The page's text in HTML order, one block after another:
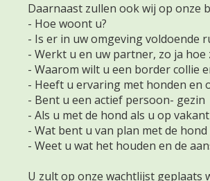
Daarnaast zullen ook wij op onze
- Hoe woont u?
- Is er in uw omgeving voldoende
- Werkt u en uw partner, zo ja
- Waarom wilt u een border collie
- Heeft u ervaring met honden en
- Bent u een actief persoon- gezin
- Als u met de hond als u op
- Wat bent u van plan met de
- Weet u wat het houden en de
U zult op onze wachtlijst geplaats